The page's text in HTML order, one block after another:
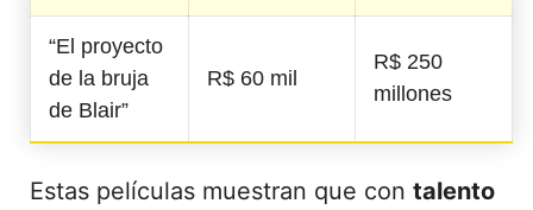
“El proyecto
de la bruja
de Blair”
R$ 60 mil
R$ 250
millones
Estas películas muestran que con talento